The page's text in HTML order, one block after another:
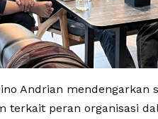
Andrian mendengarkan
terkait peran organisasi